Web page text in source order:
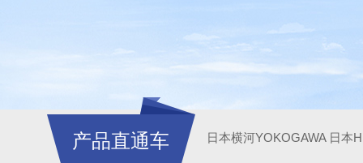
产品直通车 日本横河YOKOGAWA 日本